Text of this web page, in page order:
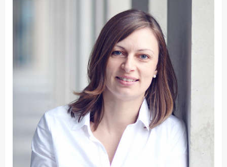
Forschung, Kooperation,
Drittmittel
Gebäude und Technik
Gesellschaftliches
Engagement
Gleichstellungsbüro
Hochschulleitung
Hochschulplanung/-